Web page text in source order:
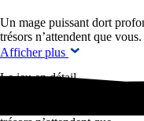
Un mage puissant dort
trésors n’attendent que
Afficher plus
Le jeu en détail
Un mage puissant dort